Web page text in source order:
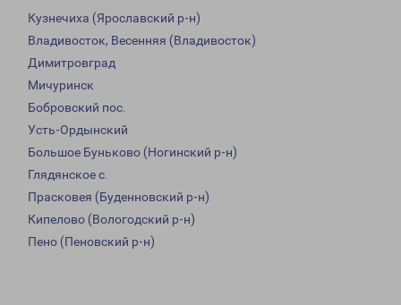
Кузнечиха (Ярославский р-н)
Владивосток, Весенняя (Владивосток)
Димитровград
Мичуринск
Бобровский пос.
Усть-Ордынский
Большое Буньково (Ногинский р-н)
Глядянское с.
Прасковея (Буденновский р-н)
Кипелово (Вологодский р-н)
Пено (Пеновский р-н)